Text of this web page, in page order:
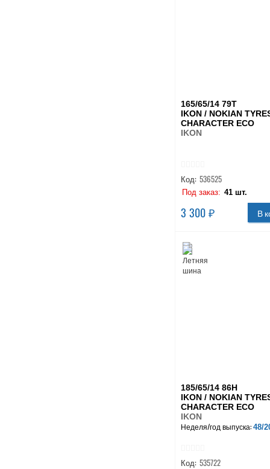
165/65/14 79T
IKON / NOKIAN
CHARACTER ECO
IKON
Код: 536525
Под заказ: 41 шт.
3 300 ₽ В
185/65/14 86H
IKON / NOKIAN
CHARACTER ECO
IKON
Неделя/год выпуска: 48/
Код: 535722